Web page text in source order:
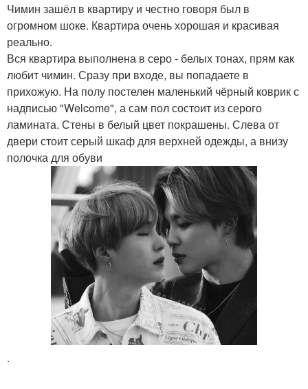
Чимин зашёл в квартиру и честно говоря был в
огромном шоке. Квартира очень хорошая и красивая
реально.
Вся квартира выполнена в серо - белых тонах, прям как
любит чимин. Сразу при входе, вы попадаете в
прихожую. На полу постелен маленький чёрный коврик с
надписью "Welcome", а сам пол состоит из серого
ламината. Стены в белый цвет покрашены. Слева от
двери стоит серый шкаф для верхней одежды, а внизу
полочка для обуви
.